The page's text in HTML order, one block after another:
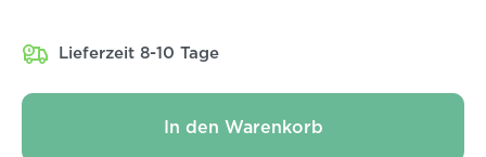
Lieferzeit 8-10 Tage
In den Warenkorb